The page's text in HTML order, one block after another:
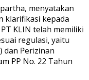
menyatakan
klarifikasi kepada
KLIN telah memiliki
regulasi, yaitu
dan Perizinan
PP No. 22 Tahun